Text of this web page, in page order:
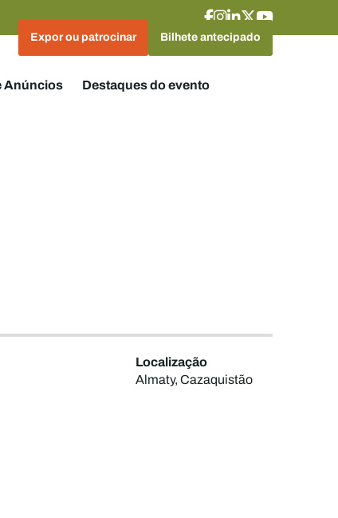
Expor ou patrocinar Bilhete antecipado
Anúncios Destaques do evento
Localização
Almaty, Cazaquistão